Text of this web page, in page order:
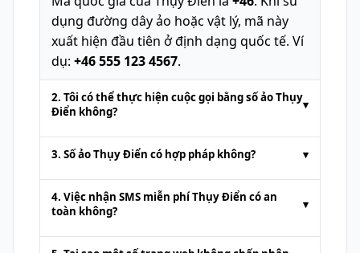
dụng đường dây ảo hoặc vật lý, mã này
xuất hiện đầu tiên ở định dạng quốc tế. Ví
dụ: +46 555 123 4567.
2. Tôi có thể thực hiện cuộc gọi bằng số ảo Thụy
Điển không?
▾
Các số điện thoại tạm thời do nền tảng
SMS trực tuyến cung cấp thường chỉ dùng
. Cuộc gọi thoại hoặc gửi
SMS tiêu chuẩn không được hỗ trợ. Một
gọi điện với một khoản phí bổ sung.
3. Số ảo Thụy Điển có hợp pháp không? ▾
Đúng. Số ảo Thụy Điển hoàn toàn hợp
pháp cho các hành động như
chúng không được sử dụng cho các hoạt
4. Việc nhận SMS miễn phí Thụy Điển có an
toàn không?
▾
Việc nhậnSMS trực tuyến miễn phí từ